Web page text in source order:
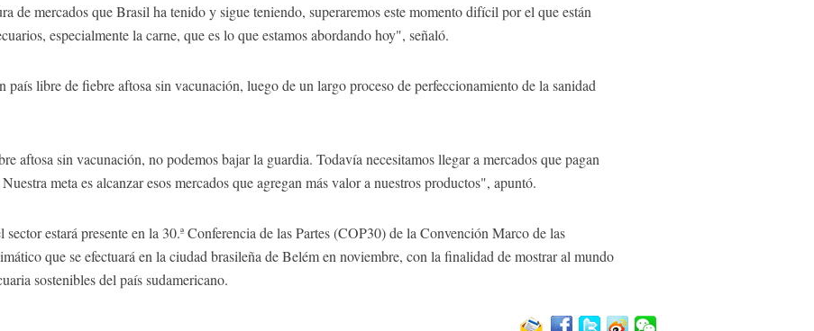
de mercados que Brasil ha tenido y sigue teniendo, superaremos este momento difícil por el que están
especialmente la carne, que es lo que estamos abordando hoy", señaló.
país libre de fiebre aftosa sin vacunación, luego de un largo proceso de perfeccionamiento de la sanidad
aftosa sin vacunación, no podemos bajar la guardia. Todavía necesitamos llegar a mercados que pagan
meta es alcanzar esos mercados que agregan más valor a nuestros productos", apuntó.
estará presente en la 30.ª Conferencia de las Partes (COP30) de la Convención Marco de las
que se efectuará en la ciudad brasileña de Belém en noviembre, con la finalidad de mostrar al mundo
sostenibles del país sudamericano.